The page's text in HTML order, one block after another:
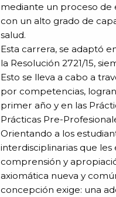
mediante un proceso de
con un alto grado de
salud.
Esta carrera, se adaptó
la Resolución 2721/15,
Esto se lleva a cabo a
por competencias,
primer año y en las
Prácticas Pre-
Orientando a los
interdisciplinarias que
comprensión y
axiomática nueva y
concepción exige: una